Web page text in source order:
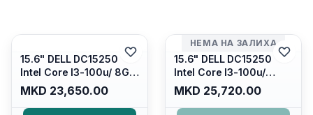
15.6" DELL DC15250
Intel Core I3-100u/ 8GB
DDR4/ 512GB SSD M.2/
Iris Xe Graphics/ 120Hz
Anti-glare LED Display/
MKD 23,650.00
НЕМА НА ЗАЛИХА
15.6" DELL DC15250
Intel Core I3-100u/
16GB DDR4/ 512GB SSD
M.2/ Iris Xe Graphics/
120Hz Anti-glare LED
MKD 25,720.00